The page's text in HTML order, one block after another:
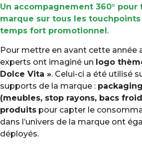
Un accompagnement 360° pour
marque sur tous les touchpoints
temps fort promotionnel.
Pour mettre en avant cette année
experts ont imaginé un logo
Dolce Vita ». Celui-ci a été utilisé
supports de la marque :
(meubles, stop rayons, bacs
produits pour capter le
dans l’univers de la marque ont
déployés.